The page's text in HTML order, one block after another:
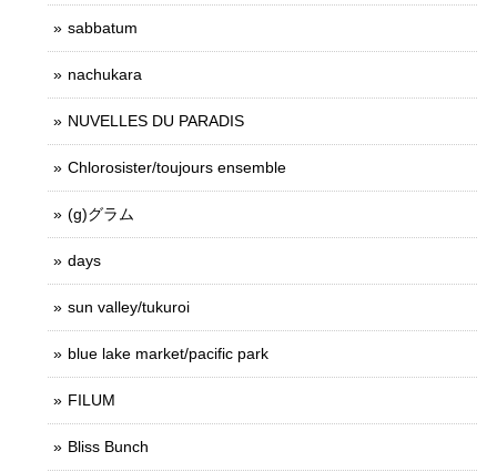
sabbatum
nachukara
NUVELLES DU PARADIS
Chlorosister/toujours ensemble
(g)グラム
days
sun valley/tukuroi
blue lake market/pacific park
FILUM
Bliss Bunch